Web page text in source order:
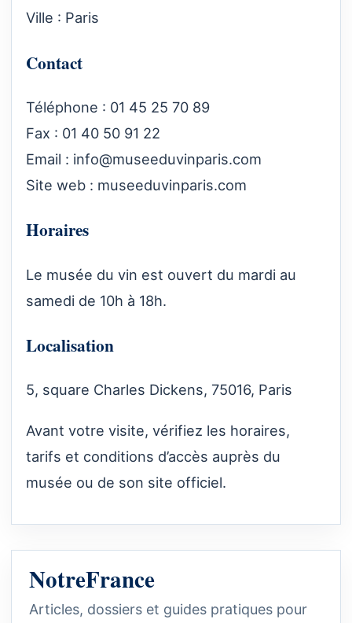
Ville : Paris
Contact
Téléphone : 01 45 25 70 89
Fax : 01 40 50 91 22
Email : info@museeduvinparis.com
Site web : museeduvinparis.com
Horaires
Le musée du vin est ouvert du mardi au
samedi de 10h à 18h.
Localisation
5, square Charles Dickens, 75016, Paris
Avant votre visite, vérifiez les horaires,
tarifs et conditions d’accès auprès du
musée ou de son site officiel.
NotreFrance
Articles, dossiers et guides pratiques pour